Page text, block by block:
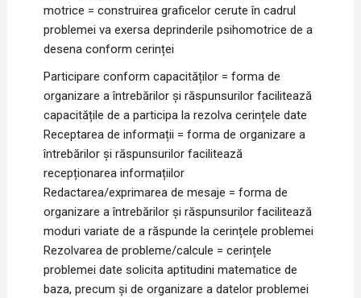
motrice = construirea graficelor cerute în cadrul
problemei va exersa deprinderile psihomotrice de a
desena conform cerinței
Participare conform capacităților = forma de
organizare a întrebărilor și răspunsurilor facilitează
capacitățile de a participa la rezolva cerințele date
Receptarea de informații = forma de organizare a
întrebărilor și răspunsurilor facilitează
recepționarea informațiilor
Redactarea/exprimarea de mesaje = forma de
organizare a întrebărilor și răspunsurilor facilitează
moduri variate de a răspunde la cerințele problemei
Rezolvarea de probleme/calcule = cerințele
problemei date solicita aptitudini matematice de
baza, precum și de organizare a datelor problemei